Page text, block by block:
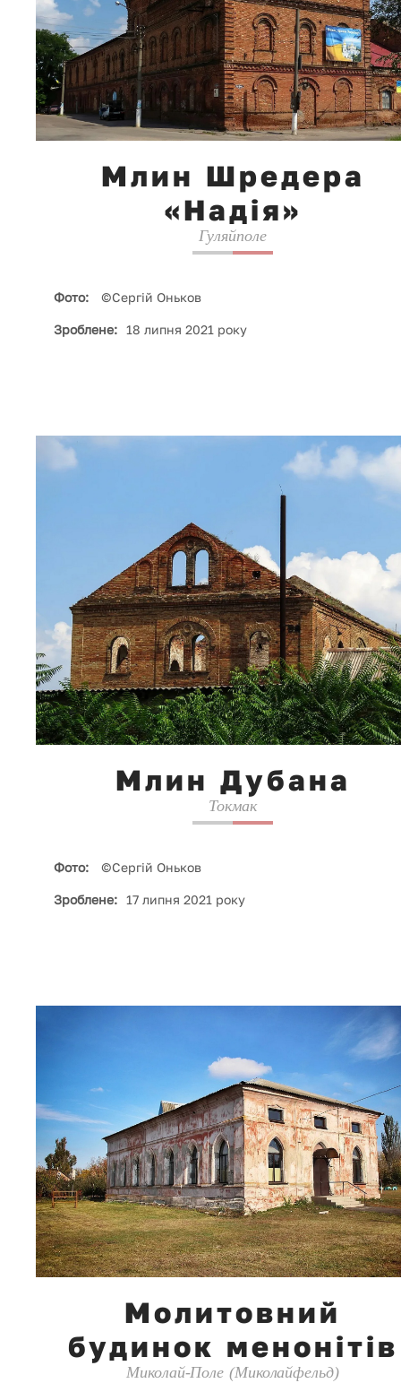
Млин Шредера
«Надія»
Гуляйполе
Фото: ©Сергій Оньков
Зроблене: 18 липня 2021 року
Млин Дубана
Токмак
Фото: ©Сергій Оньков
Зроблене: 17 липня 2021 року
Молитовний
будинок менонітів
Миколай-Поле (Миколайфельд)